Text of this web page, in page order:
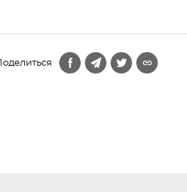
Поделиться